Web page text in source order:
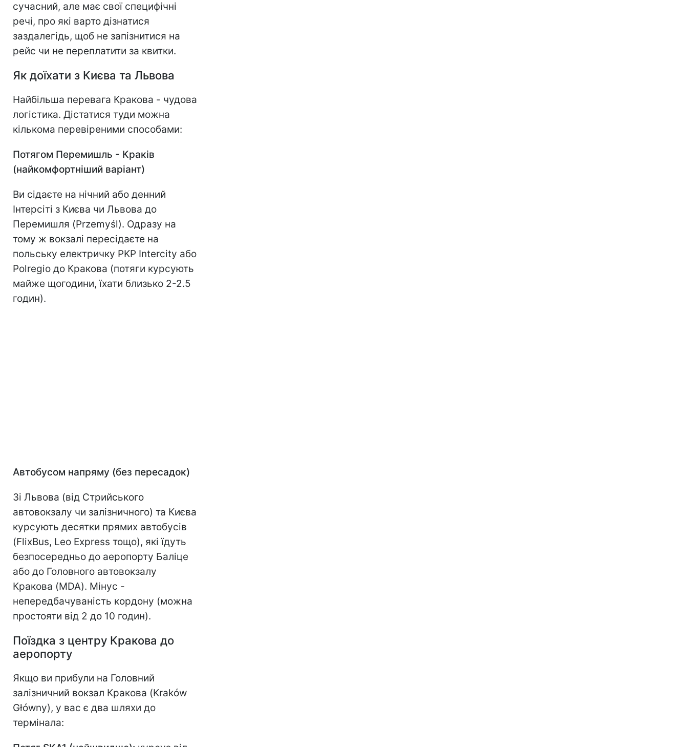
сучасний, але має свої специфічні
речі, про які варто дізнатися
заздалегідь, щоб не запізнитися на
рейс чи не переплатити за квитки.
Як доїхати з Києва та Львова
Найбільша перевага Кракова - чудова
логістика. Дістатися туди можна
кількома перевіреними способами:
Потягом Перемишль - Краків
(найкомфортніший варіант)
Ви сідаєте на нічний або денний
Інтерсіті з Києва чи Львова до
Перемишля (Przemyśl). Одразу на
тому ж вокзалі пересідаєте на
польську електричку PKP Intercity або
Polregio до Кракова (потяги курсують
майже щогодини, їхати близько 2-2.5
годин).
Автобусом напряму (без пересадок)
Зі Львова (від Стрийського
автовокзалу чи залізничного) та Києва
курсують десятки прямих автобусів
(FlixBus, Leo Express тощо), які їдуть
безпосередньо до аеропорту Баліце
або до Головного автовокзалу
Кракова (MDA). Мінус -
непередбачуваність кордону (можна
простояти від 2 до 10 годин).
Поїздка з центру Кракова до
аеропорту
Якщо ви прибули на Головний
залізничний вокзал Кракова (Kraków
Główny), у вас є два шляхи до
термінала: